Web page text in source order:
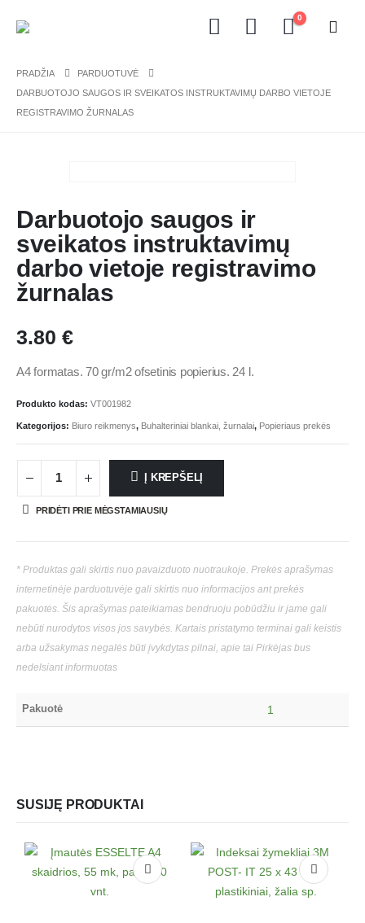
0
PRADŽIA
PARDUOTUVĖ
DARBUOTOJO SAUGOS IR SVEIKATOS INSTRUKTAVIMŲ DARBO VIETOJE
REGISTRAVIMO ŽURNALAS
Darbuotojo saugos ir
sveikatos instruktavimų
darbo vietoje registravimo
žurnalas
3.80 €
A4 formatas. 70 gr/m2 ofsetinis popierius. 24 l.
Produkto kodas: VT001982
Kategorijos: Biuro reikmenys, Buhalteriniai blankai, žurnalai, Popieriaus prekės
Į KREPŠELĮ
PRIDĖTI PRIE MĖGSTAMIAUSIŲ
* Produktas gali skirtis nuo pavaizduoto nuotraukoje. Prekės aprašymas
internetinėje parduotuvėje gali skirtis nuo informacijos ant prekės
pakuotės. Šis aprašymas pateikiamas bendruoju pobūdžiu ir jame gali
nebūti nurodytos visos jos savybės. Kartais pristatymo terminai gali keistis
arba užsakymas negalės būti įvykdytas pilnai, apie tai Pirkėjas bus
nedelsiant informuotas
Pakuotė 1
SUSIJĘ PRODUKTAI